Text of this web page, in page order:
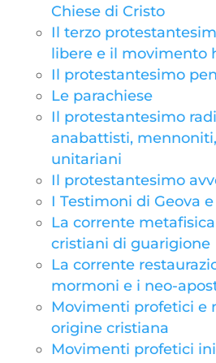
Chiese di Cristo
Il terzo
libere e il movimento
Il protestantesimo
Le parachiese
Il protestantesimo
anabattisti,
unitariani
Il protestantesimo
I Testimoni di Geova
La corrente
cristiani di guarigione
La corrente
mormoni e i neo-
Movimenti profetici e
origine cristiana
Movimenti profetici